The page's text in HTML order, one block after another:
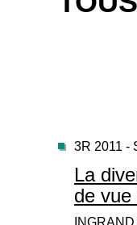
3R 2011 -
La
de vue